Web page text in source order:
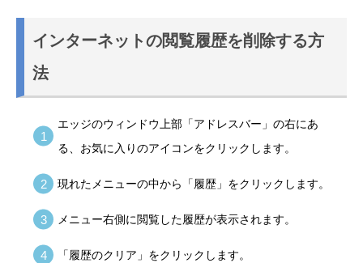
インターネットの閲覧履歴を削除する方
法
エッジのウィンドウ上部「アドレスバー」の右にあ
る、お気に入りのアイコンをクリックします。
現れたメニューの中から「履歴」をクリックします。
メニュー右側に閲覧した履歴が表示されます。
「履歴のクリア」をクリックします。